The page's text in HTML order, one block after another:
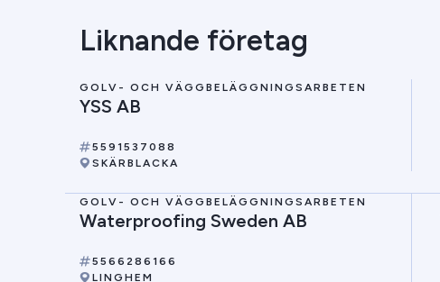
Liknande företag
GOLV- OCH VÄGGBELÄGGNINGSARBETEN
YSS AB
5591537088
SKÄRBLACKA
GOLV- OCH VÄGGBELÄGGNINGSARBETEN
Waterproofing Sweden AB
5566286166
LINGHEM